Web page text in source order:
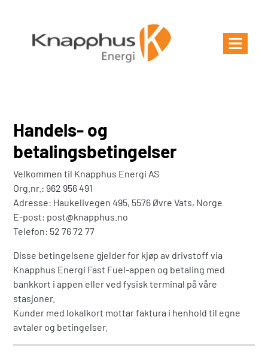
Handels- og
betalingsbetingelser
Velkommen til Knapphus Energi AS
Org.nr.: 962 956 491
Adresse: Haukelivegen 495, 5576 Øvre Vats, Norge
E-post: post@knapphus.no
Telefon: 52 76 72 77
Disse betingelsene gjelder for kjøp av drivstoff via
Knapphus Energi Fast Fuel-appen og betaling med
bankkort i appen eller ved fysisk terminal på våre
stasjoner.
Kunder med lokalkort mottar faktura i henhold til egne
avtaler og betingelser.